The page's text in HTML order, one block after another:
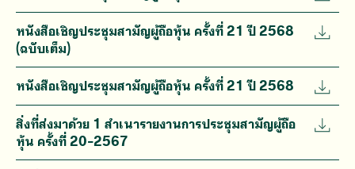
หนังสือเชิญประชุมสามัญผู้ถือหุ้น ครั้งที่ 21 ปี 2568
(ฉบับเต็ม)
หนังสือเชิญประชุมสามัญผู้ถือหุ้น ครั้งที่ 21 ปี 2568
สิ่งที่ส่งมาด้วย 1 สำเนารายงานการประชุมสามัญผู้ถือ
หุ้น ครั้งที่ 20-2567